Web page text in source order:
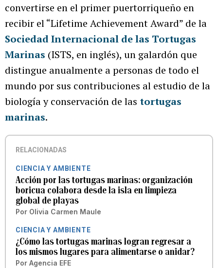
convertirse en el primer puertorriqueño en
recibir el “Lifetime Achievement Award” de la
Sociedad Internacional de las Tortugas
Marinas (ISTS, en inglés), un galardón que
distingue anualmente a personas de todo el
mundo por sus contribuciones al estudio de la
biología y conservación de las tortugas
marinas.
RELACIONADAS
CIENCIA Y AMBIENTE
Acción por las tortugas marinas: organización
boricua colabora desde la isla en limpieza
global de playas
Por Olivia Carmen Maule
CIENCIA Y AMBIENTE
¿Cómo las tortugas marinas logran regresar a
los mismos lugares para alimentarse o anidar?
Por Agencia EFE